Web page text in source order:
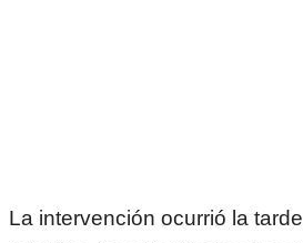
La intervención ocurrió la